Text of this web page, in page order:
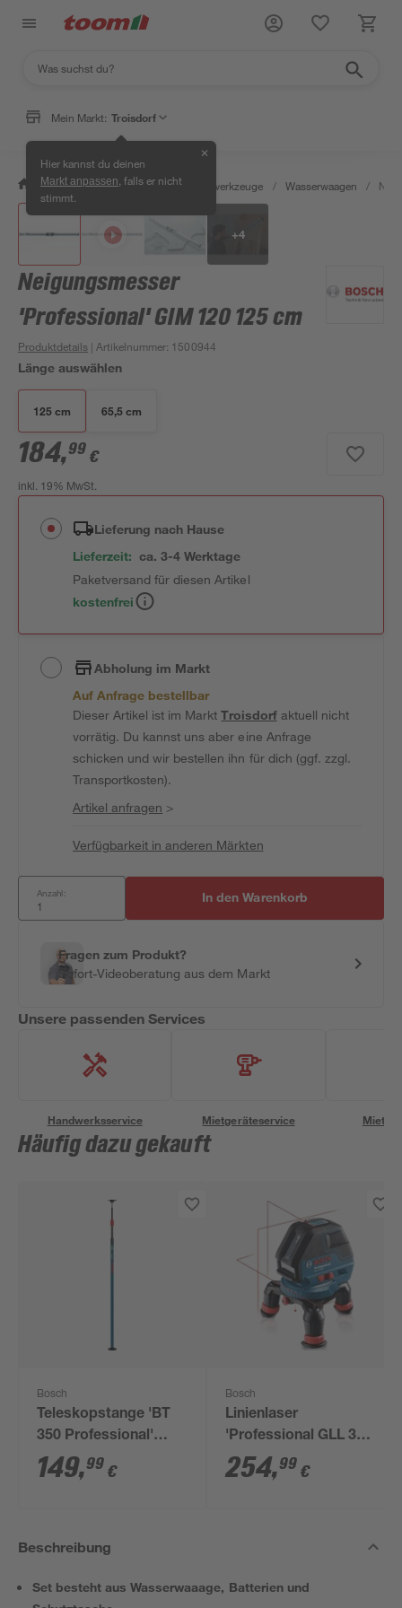
Mein Markt: Troisdorf
Hier kannst du deinen
Markt anpassen , falls er nicht
stimmt.
✕
/ Werkstatt & Maschinen / Messwerkzeuge / Wasserwaagen /
+4
Neigungsmesser
'Professional' GIM 120 125 cm
Produktdetails | Artikelnummer: 1500944
Länge auswählen
125 cm 65,5 cm
184,99 €
inkl. 19% MwSt.
Lieferung nach Hause
Lieferzeit: ca. 3-4 Werktage
Paketversand für diesen Artikel
kostenfrei
Abholung im Markt
Auf Anfrage bestellbar
Dieser Artikel ist im MarktTroisdorfaktuell nicht
vorrätig. Du kannst uns aber eine Anfrage
schicken und wir bestellen ihn für dich (ggf. zzgl.
Transportkosten).
Artikel anfragen >
Verfügbarkeit in anderen Märkten
Anzahl: In den Warenkorb
Fragen zum Produkt?
Sofort-Videoberatung aus dem Markt
Unsere passenden Services
Handwerksservice Mietgeräteservice
Häufig dazu gekauft
Bosch
Teleskopstange 'BT
350 Professional'
140-350 cm
149,99 €
Bosch
Linienlaser
'Professional GLL 3-
50' mit Laserzieltafel
254,99 €
Beschreibung
Set besteht aus Wasserwaaage, Batterien und